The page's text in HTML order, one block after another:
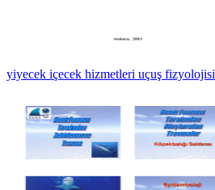
yiyecek içecek hizmetleri uçuş fizyolojisi